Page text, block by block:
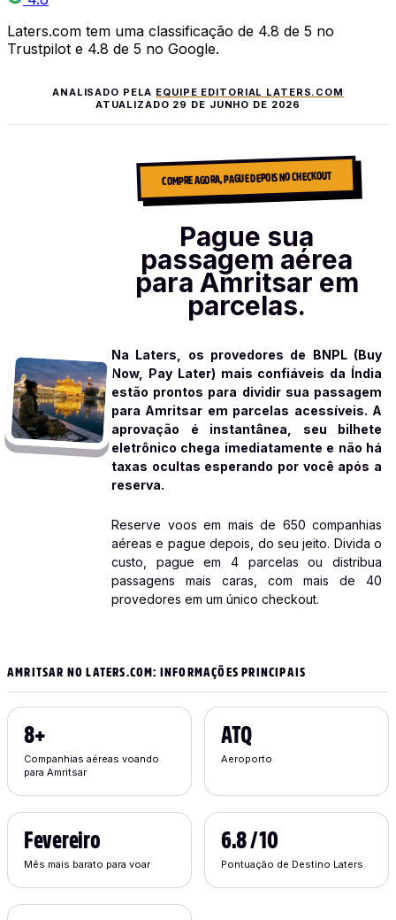
Laters.com tem uma classificação de 4.8 de 5 no
Trustpilot e 4.8 de 5 no Google.
ANALISADO PELA EQUIPE EDITORIAL LATERS.COM
ATUALIZADO 29 DE JUNHO DE 2026
COMPRE AGORA, PAGUE DEPOIS NO CHECKOUT
Pague sua
passagem aérea
para Amritsar em
parcelas.
Na Laters, os provedores de BNPL (Buy
Now, Pay Later) mais confiáveis da Índia
estão prontos para dividir sua passagem
para Amritsar em parcelas acessíveis. A
aprovação é instantânea, seu bilhete
eletrônico chega imediatamente e não há
taxas ocultas esperando por você após a
reserva.
Reserve voos em mais de 650 companhias
aéreas e pague depois, do seu jeito. Divida o
custo, pague em 4 parcelas ou distribua
passagens mais caras, com mais de 40
provedores em um único checkout.
AMRITSAR NO LATERS.COM: INFORMAÇÕES PRINCIPAIS
Companhias aéreas voando
para Amritsar
8+
Aeroporto
ATQ
Mês mais barato para voar
Fevereiro
Pontuação de Destino Laters
6.8 / 10